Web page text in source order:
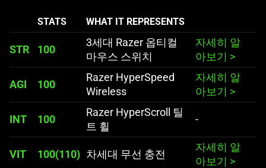
STATS WHAT IT REPRESENTS
STR 100
3세대 Razer 옵티컬
마우스 스위치
자세히 알
아보기 >
AGI 100
Razer HyperSpeed
Wireless
자세히 알
아보기 >
INT 100
Razer HyperScroll 틸
트 휠
-
VIT 100(110) 차세대 무선 충전
자세히 알
아보기 >